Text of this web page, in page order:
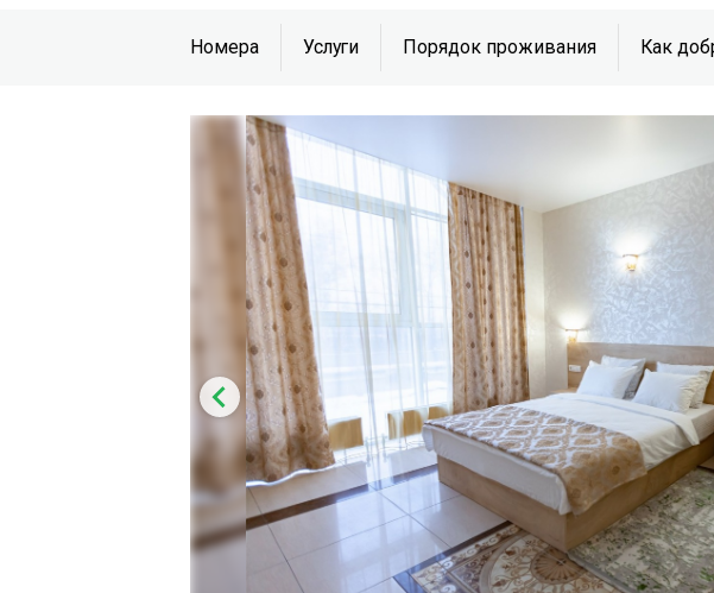
Номера Услуги Порядок проживания Как